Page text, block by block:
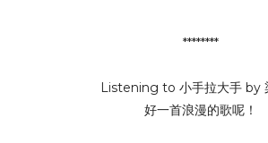
********
Listening to 小手拉大手 by
好一首浪漫的歌呢！